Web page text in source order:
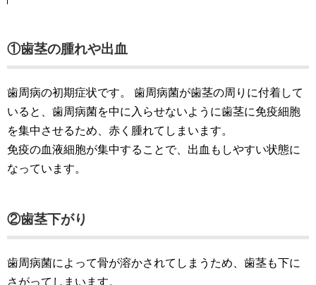
①歯茎の腫れや出血
歯周病の初期症状です。 歯周病菌が歯茎の周りに付着して
いると、歯周病菌を中に入らせないように歯茎に免疫細胞
を集中させるため、赤く腫れてしまいます。
免疫の血液細胞が集中することで、出血もしやすい状態に
なっています。
②歯茎下がり
歯周病菌によって骨が溶かされてしまうため、歯茎も下に
さがってしまいます。